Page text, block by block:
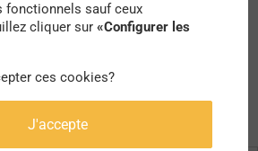
fonctionnels sauf ceux
cliquer sur«Configurer les
ces cookies?
J'accepte